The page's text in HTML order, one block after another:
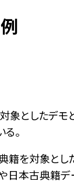
象としたデモ
。
典籍を対象と
や日本古典籍